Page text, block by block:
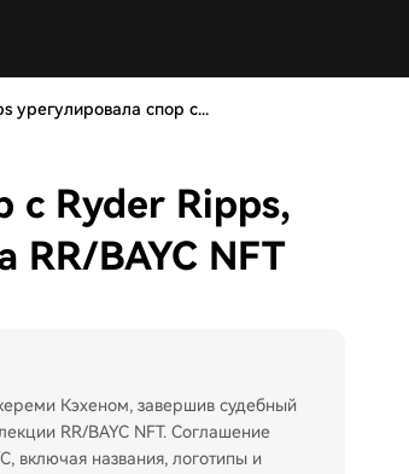
урегулировала спор с...
с Ryder Ripps,
RR/BAYC NFT
Кэхеном, завершив судебный
RR/BAYC NFT. Соглашение
включая названия, логотипы и